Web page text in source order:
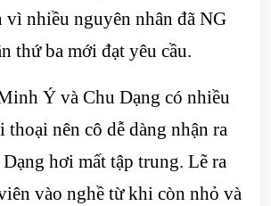
nhiều nguyên nhân đã NG
thứ ba mới đạt yêu cầu.
Ý và Chu Dạng có nhiều
thoại nên cô dễ dàng nhận ra
hơi mất tập trung. Lẽ ra
vào nghề từ khi còn nhỏ và